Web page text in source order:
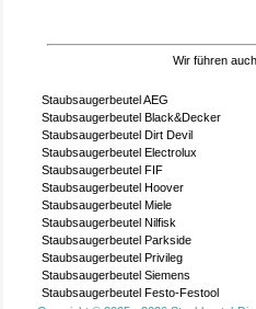
Wir führen
Staubsaugerbeutel AEG
Staubsaugerbeutel Black&Decker
Staubsaugerbeutel Dirt Devil
Staubsaugerbeutel Electrolux
Staubsaugerbeutel FIF
Staubsaugerbeutel Hoover
Staubsaugerbeutel Miele
Staubsaugerbeutel Nilfisk
Staubsaugerbeutel Parkside
Staubsaugerbeutel Privileg
Staubsaugerbeutel Siemens
Staubsaugerbeutel Festo-Festool